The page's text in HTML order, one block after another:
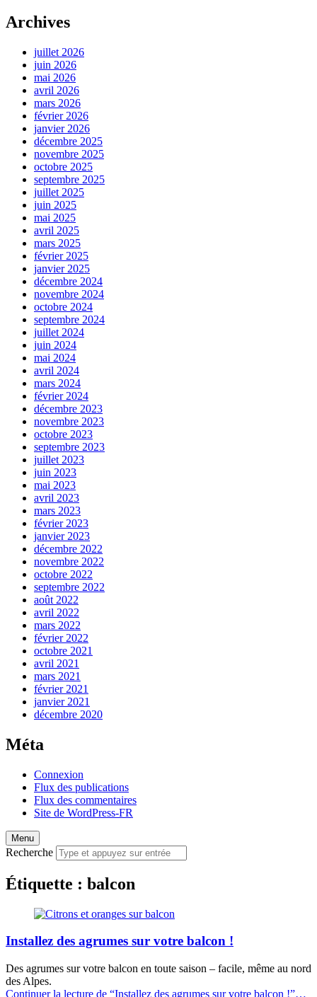
Archives
juillet 2026
juin 2026
mai 2026
avril 2026
mars 2026
février 2026
janvier 2026
décembre 2025
novembre 2025
octobre 2025
septembre 2025
juillet 2025
juin 2025
mai 2025
avril 2025
mars 2025
février 2025
janvier 2025
décembre 2024
novembre 2024
octobre 2024
septembre 2024
juillet 2024
juin 2024
mai 2024
avril 2024
mars 2024
février 2024
décembre 2023
novembre 2023
octobre 2023
septembre 2023
juillet 2023
juin 2023
mai 2023
avril 2023
mars 2023
février 2023
janvier 2023
décembre 2022
novembre 2022
octobre 2022
septembre 2022
août 2022
avril 2022
mars 2022
février 2022
octobre 2021
avril 2021
mars 2021
février 2021
janvier 2021
décembre 2020
Méta
Connexion
Flux des publications
Flux des commentaires
Site de WordPress-FR
Menu
Recherche
Étiquette : balcon
Installez des agrumes sur votre balcon !
Des agrumes sur votre balcon en toute saison – facile, même au nord
des Alpes.
Continuer la lecture de “Installez des agrumes sur votre balcon !”…